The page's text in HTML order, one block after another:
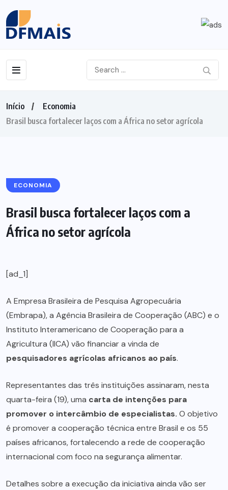
Início
Economia
Brasil busca fortalecer laços com a África no setor agrícola
ECONOMIA
Brasil busca fortalecer laços com a
África no setor agrícola
[ad_1]
A Empresa Brasileira de Pesquisa Agropecuária
(Embrapa), a Agência Brasileira de Cooperação (ABC) e o
Instituto Interamericano de Cooperação para a
Agricultura (IICA) vão financiar a vinda de
pesquisadores agrícolas africanos ao país.
Representantes das três instituições assinaram, nesta
quarta-feira (19), uma carta de intenções para
promover o intercâmbio de especialistas. O objetivo
é promover a cooperação técnica entre Brasil e os 55
países africanos, fortalecendo a rede de cooperação
internacional com foco na segurança alimentar.
Detalhes sobre a execução da iniciativa ainda vão ser